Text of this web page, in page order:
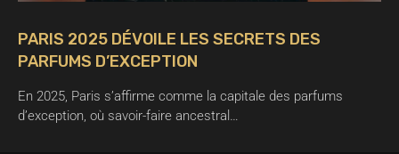
PARIS 2025 DÉVOILE LES SECRETS DES
PARFUMS D’EXCEPTION
En 2025, Paris s’affirme comme la capitale des parfums
d’exception, où savoir-faire ancestral…